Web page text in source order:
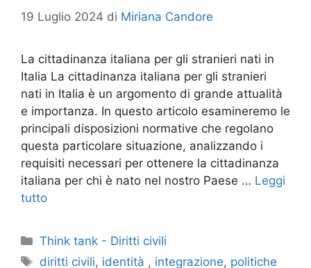
19 Luglio 2024 di Miriana Candore
La cittadinanza italiana per gli stranieri nati in
Italia La cittadinanza italiana per gli stranieri
nati in Italia è un argomento di grande attualità
e importanza. In questo articolo esamineremo le
principali disposizioni normative che regolano
questa particolare situazione, analizzando i
requisiti necessari per ottenere la cittadinanza
italiana per chi è nato nel nostro Paese … Leggi
tutto
Categorie
Think tank - Diritti civili
Tag
diritti civili, identità , integrazione, politiche